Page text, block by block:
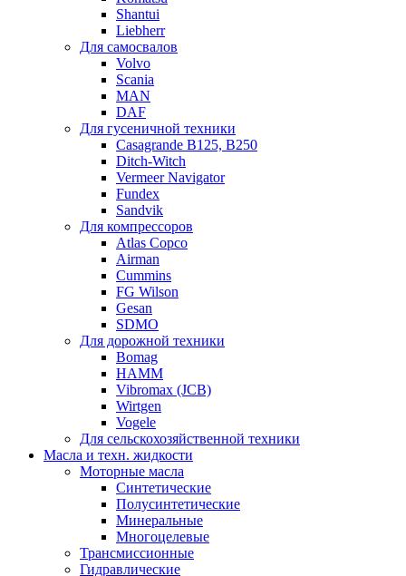
Shantui
Liebherr
Для самосвалов
Volvo
Scania
MAN
DAF
Для гусеничной техники
Casagrande B125, B250
Ditch-Witch
Vermeer Navigator
Fundex
Sandvik
Для компрессоров
Atlas Copco
Airman
Cummins
FG Wilson
Gesan
SDMO
Для дорожной техники
Bomag
HAMM
Vibromax (JCB)
Wirtgen
Vogele
Для сельскохозяйственной техники
Масла и техн. жидкости
Моторные масла
Синтетические
Полусинтетические
Минеральные
Многоцелевые
Трансмиссионные
Гидравлические